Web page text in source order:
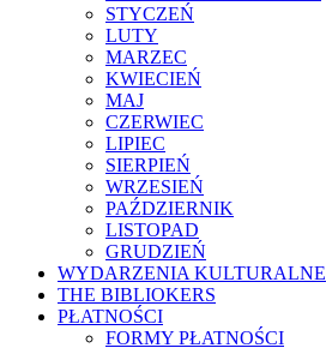
STYCZEŃ
LUTY
MARZEC
KWIECIEŃ
MAJ
CZERWIEC
LIPIEC
SIERPIEŃ
WRZESIEŃ
PAŹDZIERNIK
LISTOPAD
GRUDZIEŃ
WYDARZENIA KULTURALNE
THE BIBLIOKERS
PŁATNOŚCI
FORMY PŁATNOŚCI